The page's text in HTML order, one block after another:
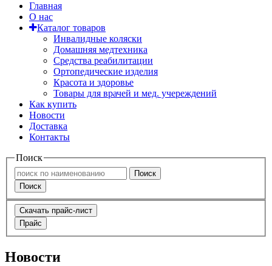
Главная
О нас
Каталог товаров
Инвалидные коляски
Домашняя медтехника
Средства реабилитации
Ортопедические изделия
Красота и здоровье
Товары для врачей и мед. учереждений
Как купить
Новости
Доставка
Контакты
Поиск
Поиск
Поиск
Скачать прайс-лист
Прайс
Новости